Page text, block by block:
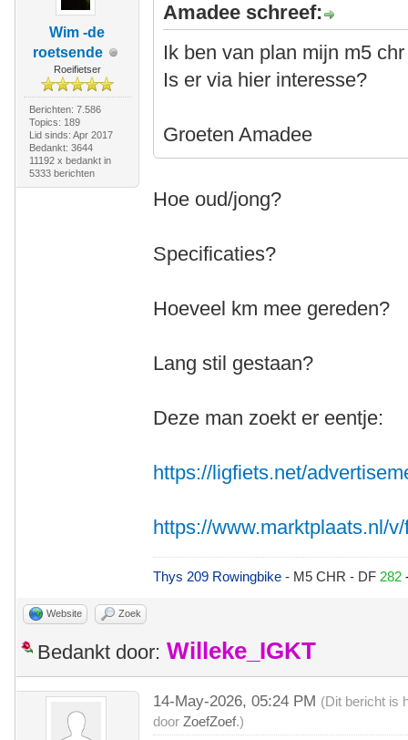
Wim -de
roetsende
Roeifietser
Berichten: 7.586
Topics: 189
Lid sinds: Apr 2017
Bedankt: 3644
11192 x bedankt in
5333 berichten
Amadee schreef:
Ik ben van plan mijn m5
Is er via hier interesse?
Groeten Amadee
Hoe oud/jong?
Specificaties?
Hoeveel km mee gereden?
Lang stil gestaan?
Deze man zoekt er eentje:
https://ligfiets.net/
https://www.marktplaats.nl/
Thys 209 Rowingbike- M5 CHR - DF 282
Website Zoek
Bedankt door: Willeke_IGKT
14-May-2026, 05:24 PM (Dit bericht is
doorZoefZoef.)